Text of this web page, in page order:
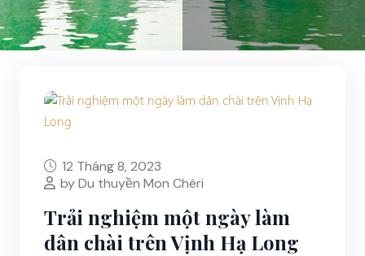
12 Tháng 8, 2023
by Du thuyền Mon Chéri
Trải nghiệm một ngày làm
dân chài trên Vịnh Hạ Long